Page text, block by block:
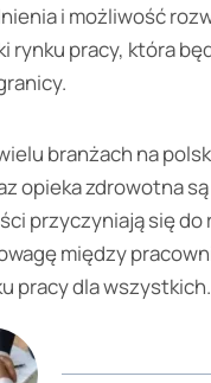
i możliwość
rynku pracy, która
branżach na
opieka zdrowotna
przyczyniają się do
między
pracy dla wszystkich.